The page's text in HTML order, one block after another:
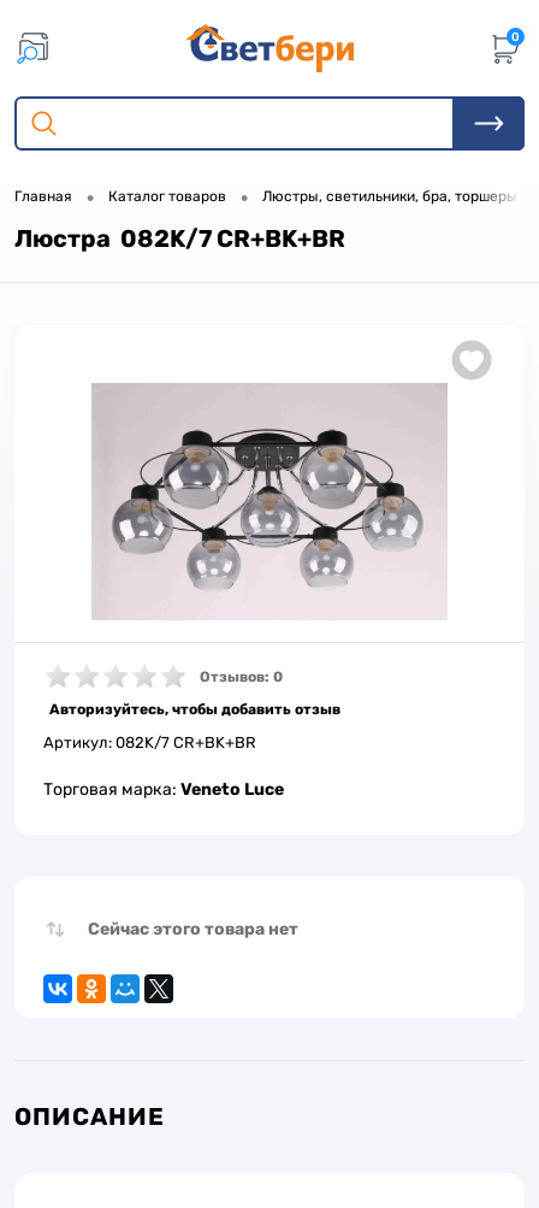
0
Главная • Каталог товаров • Люстры, светильники, бра, торшеры
Люстра 082K/7 CR+BK+BR
Отзывов: 0
Авторизуйтесь, чтобы добавить отзыв
Артикул: 082K/7 CR+BK+BR
Торговая марка: Veneto Luce
Сейчас этого товара нет
ОПИСАНИЕ